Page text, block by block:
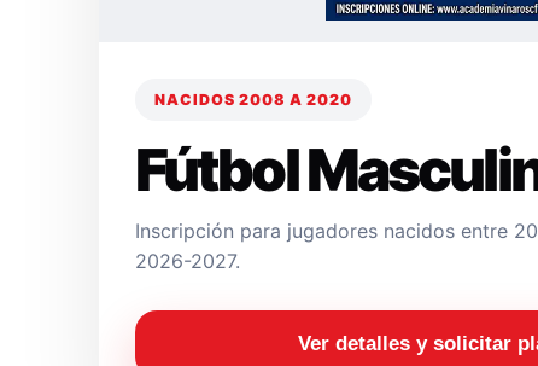
NACIDOS 2008 A 2020
Fútbol
Inscripción para jugadores nacidos entre
2026-2027.
Ver detalles y solicitar